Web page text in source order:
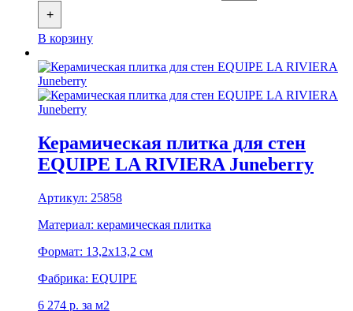
+
В корзину
Керамическая плитка для стен
EQUIPE LA RIVIERA Juneberry
Артикул: 25858
Материал: керамическая плитка
Формат: 13,2x13,2 см
Фабрика: EQUIPE
6 274 р. за м2